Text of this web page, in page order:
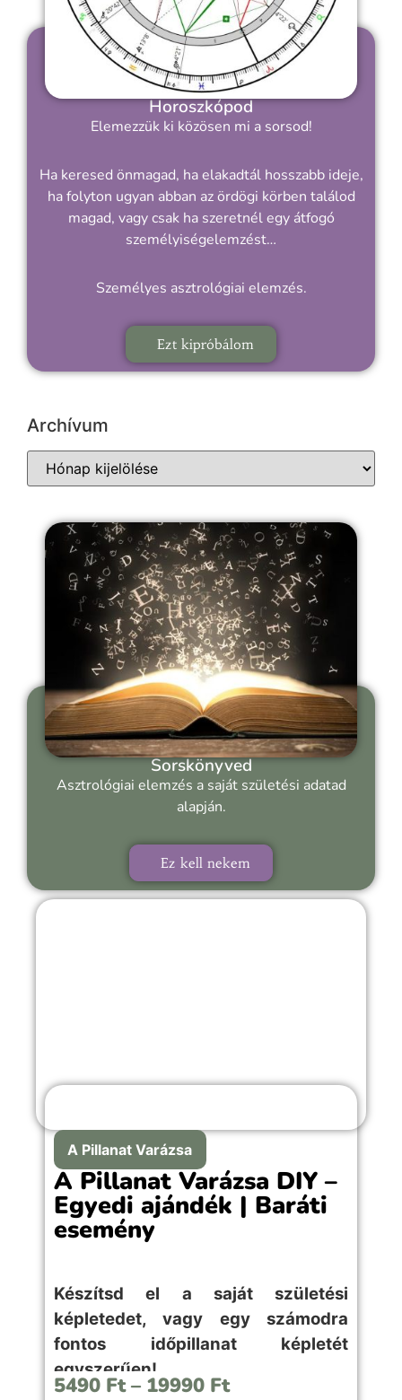
Horoszkópod
Elemezzük ki közösen mi a sorsod!
Ha keresed önmagad, ha elakadtál hosszabb ideje,
ha folyton ugyan abban az ördögi körben találod
magad, vagy csak ha szeretnél egy átfogó
személyiségelemzést…
Személyes asztrológiai elemzés.
Ezt kipróbálom
Archívum
Sorskönyved
Asztrológiai elemzés a saját születési adatad
alapján.
Ez kell nekem
A Pillanat Varázsa
A Pillanat Varázsa DIY –
Egyedi ajándék | Baráti
esemény
Készítsd el a saját születési
képletedet, vagy egy számodra
fontos időpillanat képletét
egyszerűen!
5490 Ft – 19990 Ft